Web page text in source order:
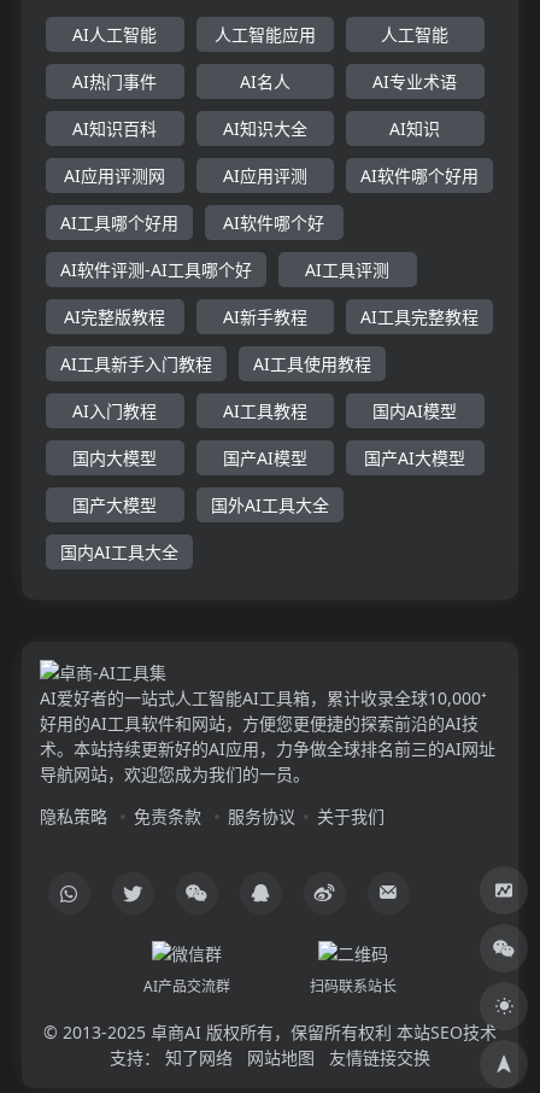
AI人工智能 人工智能应用 人工智能
AI热门事件 AI名人 AI专业术语
AI知识百科 AI知识大全 AI知识
AI应用评测网 AI应用评测 AI软件哪个好用
AI工具哪个好用 AI软件哪个好
AI软件评测-AI工具哪个好 AI工具评测
AI完整版教程 AI新手教程 AI工具完整教程
AI工具新手入门教程 AI工具使用教程
AI入门教程 AI工具教程 国内AI模型
国内大模型 国产AI模型 国产AI大模型
国产大模型 国外AI工具大全
国内AI工具大全
AI爱好者的一站式人工智能AI工具箱，累计收录全球10,000⁺
好用的AI工具软件和网站，方便您更便捷的探索前沿的AI技
术。本站持续更新好的AI应用，力争做全球排名前三的AI网址
导航网站，欢迎您成为我们的一员。
隐私策略
免责条款 服务协议 关于我们
AI产品交流群 扫码联系站长
© 2013-2025 卓商AI 版权所有，保留所有权利 本站SEO技术
支持：
知了网络 网站地图 友情链接交换